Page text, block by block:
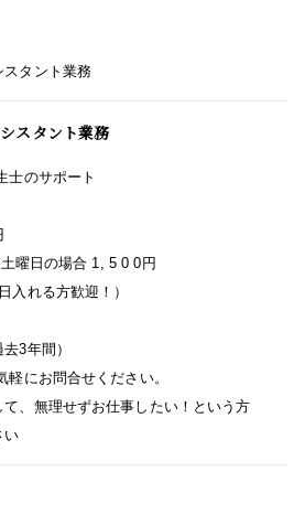
スタント業務
スタント業務
士のサポート
曜日の場合 1, 5 0 0円
入れる方歓迎！）
3年間）
にお問合せください。
、無理せずお仕事したい！という方
い